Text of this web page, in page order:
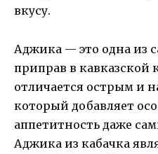
вкусу.
Аджика — это одна из
приправ в кавказской
отличается острым и
который добавляет
аппетитность даже
Аджика из кабачка